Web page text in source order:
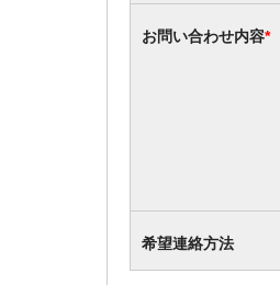
お問い合わせ内容*
希望連絡方法